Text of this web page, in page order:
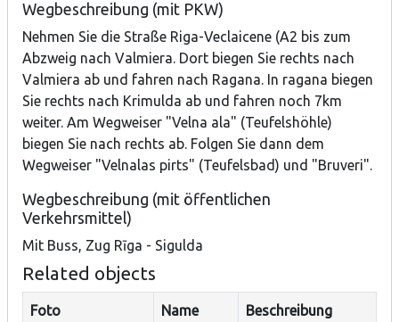
Wegbeschreibung (mit PKW)
Nehmen Sie die Straße Riga-Veclaicene (A2 bis zum
Abzweig nach Valmiera. Dort biegen Sie rechts nach
Valmiera ab und fahren nach Ragana. In ragana biegen
Sie rechts nach Krimulda ab und fahren noch 7km
weiter. Am Wegweiser "Velna ala" (Teufelshöhle)
biegen Sie nach rechts ab. Folgen Sie dann dem
Wegweiser "Velnalas pirts" (Teufelsbad) und "Bruveri".
Wegbeschreibung (mit öffentlichen
Verkehrsmittel)
Mit Buss, Zug Rīga - Sigulda
Related objects
Foto Name Beschreibung